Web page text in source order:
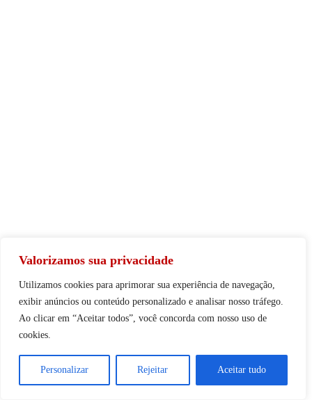
Valorizamos sua privacidade
Utilizamos cookies para aprimorar sua experiência de navegação,
exibir anúncios ou conteúdo personalizado e analisar nosso tráfego.
Ao clicar em “Aceitar todos”, você concorda com nosso uso de
cookies.
Personalizar Rejeitar Aceitar tudo